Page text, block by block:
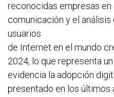
reconocidas empresas en
comunicación y el
usuarios
de Internet en el mundo
2024, lo que representa
evidencia la adopción
presentado en los últimos